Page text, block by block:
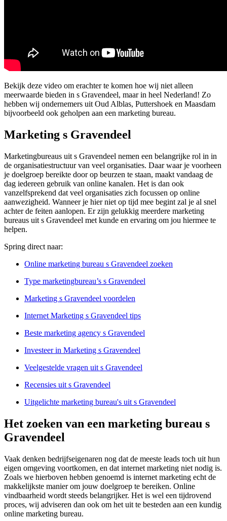
Bekijk deze video om erachter te komen hoe wij niet alleen
meerwaarde bieden in s Gravendeel, maar in heel Nederland! Zo
hebben wij ondernemers uit Oud Alblas, Puttershoek en Maasdam
bijvoorbeeld ook geholpen aan een marketing bureau.
Marketing s Gravendeel
Marketingbureaus uit s Gravendeel nemen een belangrijke rol in in
de organisatiestructuur van veel organisaties. Daar waar je voorheen
je doelgroep bereikte door op beurzen te staan, maakt vandaag de
dag iedereen gebruik van online kanalen. Het is dan ook
vanzelfsprekend dat veel organisaties zich focussen op online
aanwezigheid. Wanneer je hier niet op tijd mee begint zal je al snel
achter de feiten aanlopen. Er zijn gelukkig meerdere marketing
bureaus uit s Gravendeel met kunde en ervaring om jou hiermee te
helpen.
Spring direct naar:
Online marketing bureau s Gravendeel zoeken
Type marketingbureau’s s Gravendeel
Marketing s Gravendeel voordelen
Internet Marketing s Gravendeel tips
Beste marketing agency s Gravendeel
Investeer in Marketing s Gravendeel
Veelgestelde vragen uit s Gravendeel
Recensies uit s Gravendeel
Uitgelichte marketing bureau's uit s Gravendeel
Het zoeken van een marketing bureau s
Gravendeel
Vaak denken bedrijfseigenaren nog dat de meeste leads toch uit hun
eigen omgeving voortkomen, en dat internet marketing niet nodig is.
Zoals we hierboven hebben genoemd is internet marketing echt de
makkelijkste manier om jouw doelgroep te bereiken. Online
vindbaarheid wordt steeds belangrijker. Het is wel een tijdrovend
proces, wij adviseren dan ook om het uit te besteden aan een kundig
online marketing bureau.